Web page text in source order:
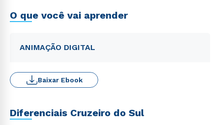
O que você vai aprender
ANIMAÇÃO DIGITAL
Baixar Ebook
Diferenciais Cruzeiro do Sul